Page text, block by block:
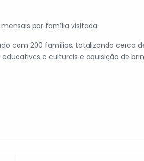
por família visitada.
com 200 famílias, totalizando cerca de
e culturais e aquisição de